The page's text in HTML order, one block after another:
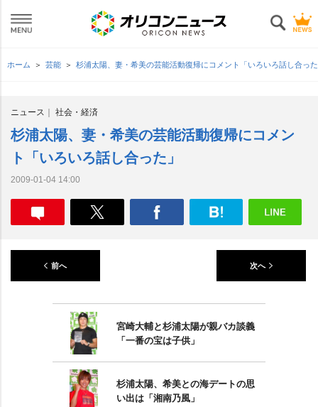
ホーム 芸能 杉浦太陽、妻・希美の芸能活動復帰にコメント「いろいろ話し合っ
ニュース 社会・経済
杉浦太陽、妻・希美の芸能活動復帰にコメン
ト「いろいろ話し合った」
2009-01-04 14:00
前へ 次へ
宮崎大輔と杉浦太陽が親バカ談義
「一番の宝は子供」
杉浦太陽、希美との海デートの思
い出は「湘南乃風」